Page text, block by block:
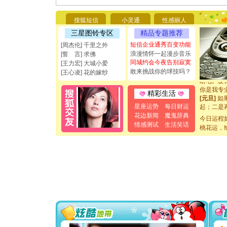
搜狐短信 小灵通 性感丽人
三星图铃专区
[周杰伦] 千里之外
[誓 言] 求佛
[王力宏] 大城小爱
[王心凌] 花的嫁纱
精品专题推荐
短信企业通秀百变功能
浪漫情怀一起漫步音乐
同城约会今夜告别寂寞
敢来挑战你的球技吗？
精彩生活
星座运势
每日财运
花边新闻
魔鬼辞典
情感测试
生活笑话
你太多，
要平安！
[圣诞节]
能正大光
都要快乐
[圣诞节]
如意,快
[元旦]看
断电。爱
你是我专
[元旦]如
起；二是
离。水晶
[元旦]当
泣，这痛
卖了。水
你太多，
要平安
[圣诞节]
今日运程
桃花运，